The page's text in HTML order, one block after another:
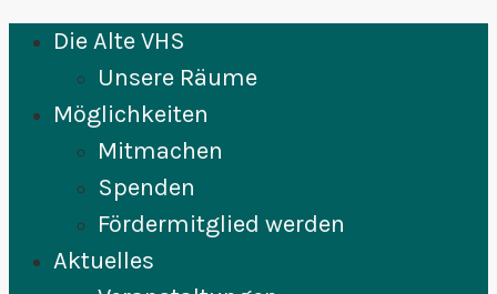
Die Alte VHS
Unsere Räume
Möglichkeiten
Mitmachen
Spenden
Fördermitglied werden
Aktuelles